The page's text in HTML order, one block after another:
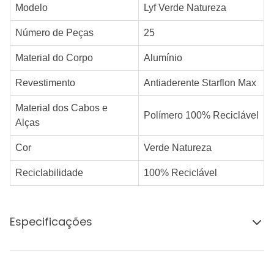
Modelo Lyf Verde Natureza
Número de Peças 25
Material do Corpo Alumínio
Revestimento Antiaderente Starflon Max
Material dos Cabos e
Alças
Polímero 100% Reciclável
Cor Verde Natureza
Reciclabilidade 100% Reciclável
Especificações